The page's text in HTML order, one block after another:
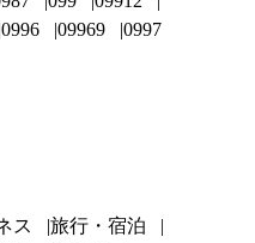
0996 09969 0997
ス
旅行・宿泊